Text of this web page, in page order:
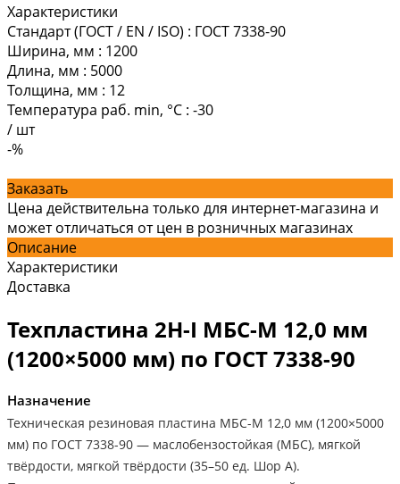
Характеристики
Стандарт (ГОСТ / EN / ISO) : ГОСТ 7338-90
Ширина, мм : 1200
Длина, мм : 5000
Толщина, мм : 12
Температура раб. min, °C : -30
/ шт
-%
Заказать
Цена действительна только для интернет-магазина и
может отличаться от цен в розничных магазинах
Описание
Характеристики
Доставка
Техпластина 2Н-I МБС-М 12,0 мм
(1200×5000 мм) по ГОСТ 7338-90
Назначение
Техническая резиновая пластина МБС-М 12,0 мм (1200×5000
мм) по ГОСТ 7338-90 — маслобензостойкая (МБС), мягкой
твёрдости, мягкой твёрдости (35–50 ед. Шор А).